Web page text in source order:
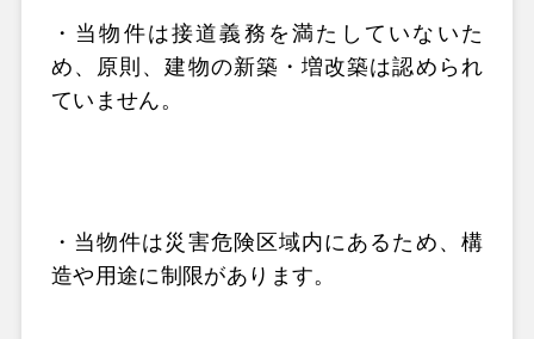
・当物件は接道義務を満たしていないた
め、原則、建物の新築・増改築は認められ
ていません。
・当物件は災害危険区域内にあるため、構
造や用途に制限があります。